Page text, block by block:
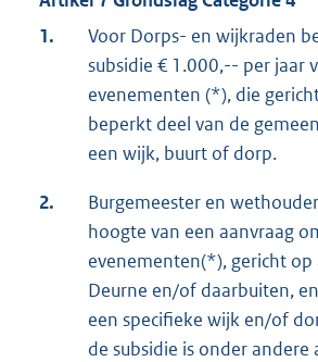
1.
Voor Dorps- en wijkraden
subsidie € 1.000,-- per jaar
evenementen (*), die
beperkt deel van de
een wijk, buurt of dorp.
2.
Burgemeester en
hoogte van een aanvraag
evenementen(*), gericht op
Deurne en/of daarbuiten,
een specifieke wijk en/of
de subsidie is onder